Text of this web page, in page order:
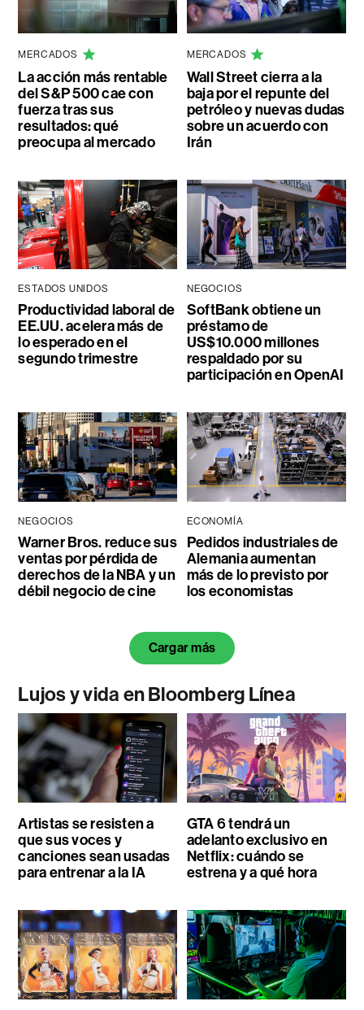
MERCADOS
La acción más rentable
del S&P 500 cae con
fuerza tras sus
resultados: qué
preocupa al mercado
MERCADOS
Wall Street cierra a la
baja por el repunte del
petróleo y nuevas dudas
sobre un acuerdo con
Irán
ESTADOS UNIDOS
Productividad laboral de
EE.UU. acelera más de
lo esperado en el
segundo trimestre
NEGOCIOS
SoftBank obtiene un
préstamo de
US$10.000 millones
respaldado por su
participación en OpenAI
NEGOCIOS
Warner Bros. reduce sus
ventas por pérdida de
derechos de la NBA y un
débil negocio de cine
ECONOMÍA
Pedidos industriales de
Alemania aumentan
más de lo previsto por
los economistas
Cargar más
Lujos y vida en Bloomberg Línea
Artistas se resisten a
que sus voces y
canciones sean usadas
para entrenar a la IA
GTA 6 tendrá un
adelanto exclusivo en
Netflix: cuándo se
estrena y a qué hora